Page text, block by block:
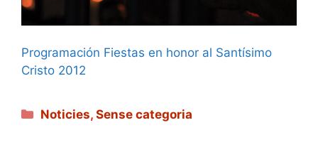
Programación Fiestas en honor al Santísimo
Cristo 2012
Categories
Noticies,Sense categoria